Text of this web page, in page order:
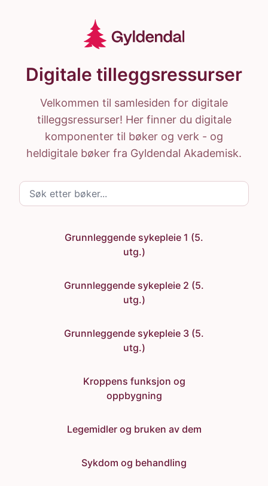
Digitale tilleggsressurser
Velkommen til samlesiden for digitale
tilleggsressurser! Her finner du digitale
komponenter til bøker og verk - og
heldigitale bøker fra Gyldendal Akademisk.
Søk etter bøker
Grunnleggende sykepleie 1 (5.
utg.)
Grunnleggende sykepleie 2 (5.
utg.)
Grunnleggende sykepleie 3 (5.
utg.)
Kroppens funksjon og
oppbygning
Legemidler og bruken av dem
Sykdom og behandling